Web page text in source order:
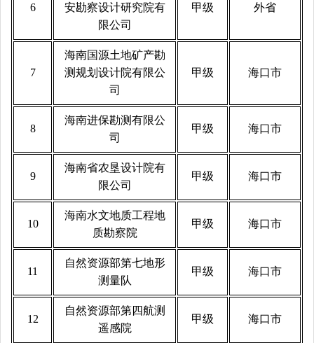
6
安勘察设计研究院有
限公司
甲级 外省
7
海南国源土地矿产勘
测规划设计院有限公
司
甲级 海口市
8
海南进保勘测有限公
司
甲级 海口市
9
海南省农垦设计院有
限公司
甲级 海口市
10
海南水文地质工程地
质勘察院
甲级 海口市
11
自然资源部第七地形
测量队
甲级 海口市
12
自然资源部第四航测
遥感院
甲级 海口市